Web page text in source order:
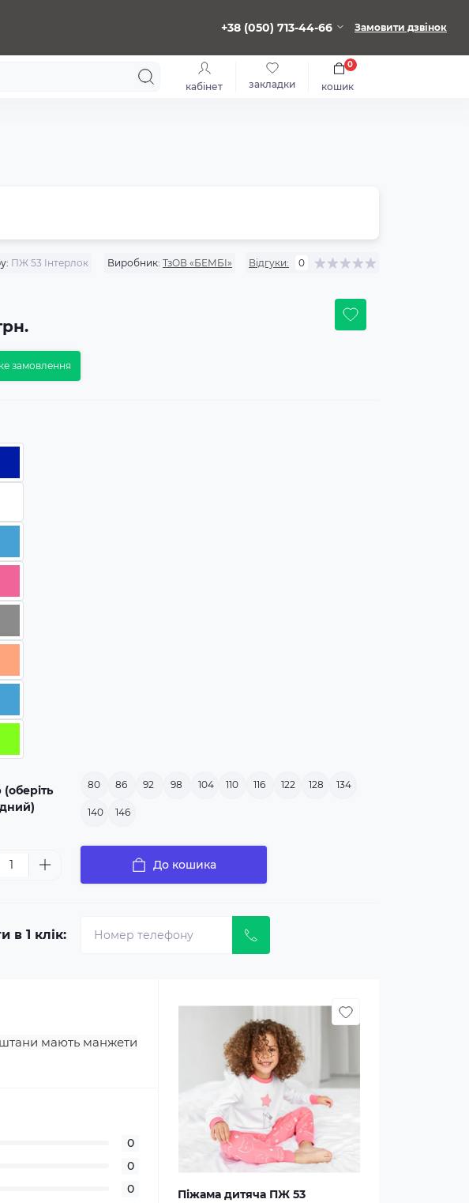
+38 (050) 713-44-66 Замовити дзвінок
кабінет закладки кошик
0
ПЖ 53 Інтерлок Виробник: ТзОВ «БЕМБІ» Відгуки: 0
замовлення
(оберіть
80 86 92 98 104 110 116 122 128 134
140 146
До кошика
в 1 клік:
штани мають манжети
0
0
0
Піжама дитяча ПЖ 53